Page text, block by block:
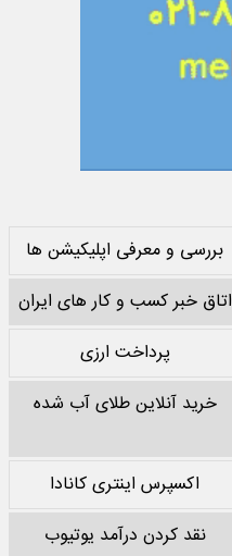
بررسی و معرفی اپلیکیشن ها
اتاق خبر کسب و کار های ایران
پرداخت ارزی
خرید آنلاین طلای آب شده
اکسپرس اینتری کانادا
نقد کردن درآمد یوتیوب